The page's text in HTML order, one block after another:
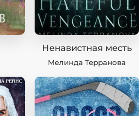
Ненавистная месть
Мелинда Терранова